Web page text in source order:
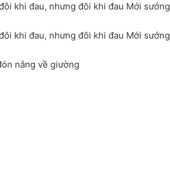
khi đau, nhưng đôi khi đau Mới sướng
khi đau, nhưng đôi khi đau Mới sướng
nắng về giường